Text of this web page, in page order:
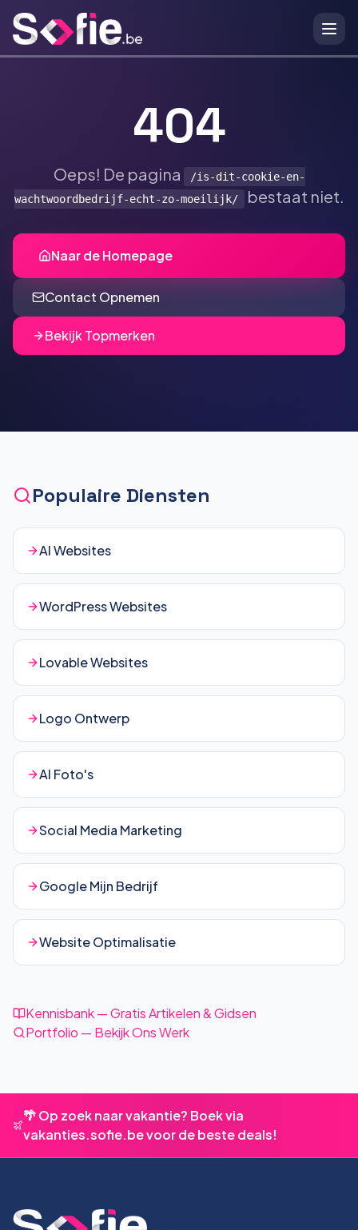
404
Oeps! De pagina
/is-dit-cookie-en-
wachtwoordbedrijf-echt-zo-moeilijk/ bestaat niet.
Naar de Homepage
Contact Opnemen
Bekijk Topmerken
Populaire Diensten
AI Websites
WordPress Websites
Lovable Websites
Logo Ontwerp
AI Foto's
Social Media Marketing
Google Mijn Bedrijf
Website Optimalisatie
Kennisbank — Gratis Artikelen & Gidsen
Portfolio — Bekijk Ons Werk
🌴 Op zoek naar vakantie? Boek via
vakanties.sofie.be voor de beste deals!